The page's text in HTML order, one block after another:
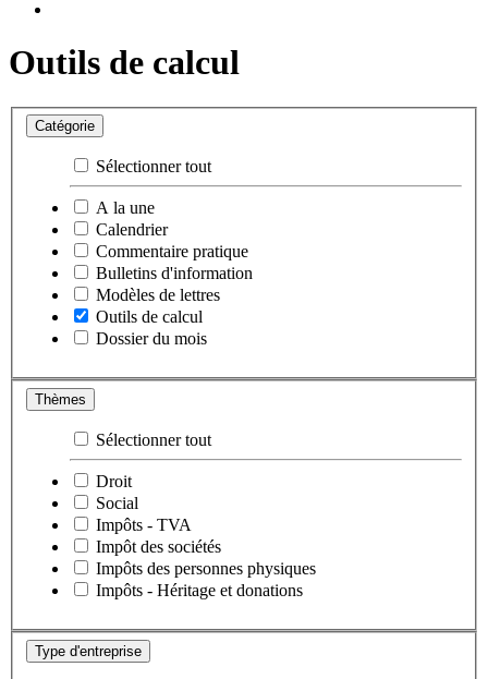
Outils de calcul
Catégorie
Sélectionner tout
A la une
Calendrier
Commentaire pratique
Bulletins d'information
Modèles de lettres
Outils de calcul
Dossier du mois
Thèmes
Sélectionner tout
Droit
Social
Impôts - TVA
Impôt des sociétés
Impôts des personnes physiques
Impôts - Héritage et donations
Type d'entreprise